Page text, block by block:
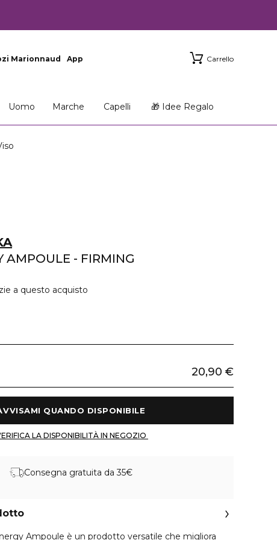
Marionnaud App Carrello
Uomo Marche Capelli 🎁 Idee Regalo
AMPOULE - FIRMING
a questo acquisto
20,90 €
Consegna gratuita da 35€
Ampoule è un prodotto versatile che migliora